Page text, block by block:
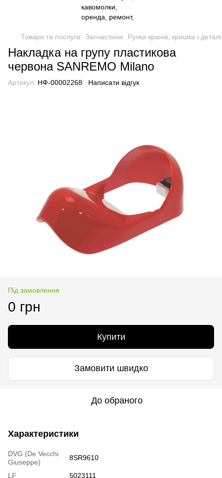
Товари та послуги Запчастини Ручки кранів, кришки і
Накладка на групу пластикова
червона SANREMO Milano
Артикул: НФ-00002268 Написати відгук
Під замовлення
0 грн
Купити
Замовити швидко
До обраного
Характеристики
DVG (De Vecchi
Giuseppe)
8SR9610
LF 5023111